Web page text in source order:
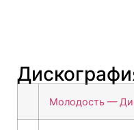
Молодость —